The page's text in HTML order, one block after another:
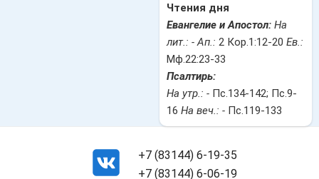
Чтения дня
Евангелие и Апостол: На
лит.: -Ап.: 2 Кор.1:12-20 Ев.:
Мф.22:23-33
Псалтирь:
На утр.: - Пс.134-142; Пс.9-
16 На веч.: - Пс.119-133
+7 (83144) 6-19-35
+7 (83144) 6-06-19